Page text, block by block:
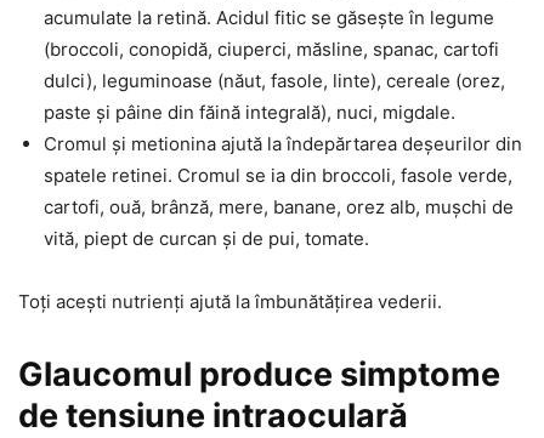
acumulate la retină. Acidul fitic se găsește în legume
(broccoli, conopidă, ciuperci, măsline, spanac, cartofi
dulci), leguminoase (năut, fasole, linte), cereale (orez,
paste și pâine din făină integrală), nuci, migdale.
Cromul și metionina ajută la îndepărtarea deșeurilor din
spatele retinei. Cromul se ia din broccoli, fasole verde,
cartofi, ouă, brânză, mere, banane, orez alb, mușchi de
vită, piept de curcan și de pui, tomate.
Toți acești nutrienți ajută la îmbunătățirea vederii.
Glaucomul produce simptome
de tensiune intraoculară